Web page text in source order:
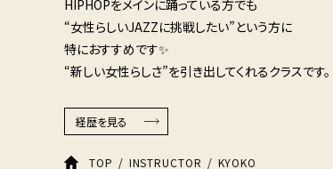
HIPHOPをメインに踊っている方でも
“女性らしいJAZZに挑戦したい”という方に
特におすすめです✨
“新しい女性らしさ”を引き出してくれるクラスです。
経歴を見る
TOP INSTRUCTOR KYOKO